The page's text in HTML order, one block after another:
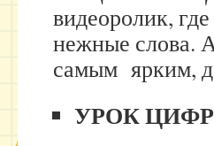
видеоролик,
нежные слова.
самым ярким,
УРОК